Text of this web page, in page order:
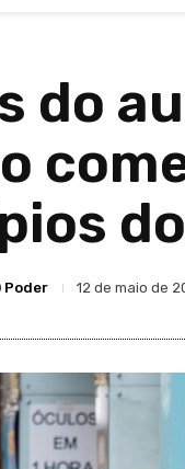
do
Poder 12 de maio de